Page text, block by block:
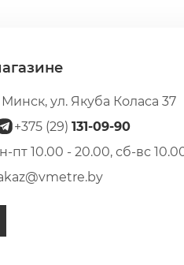
Минск, ул. Якуба Коласа 37
+375 (29)131-09-90
пт 10.00 - 20.00, сб-вс